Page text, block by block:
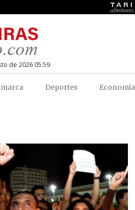
de 2026 05:59
Deportes Economia